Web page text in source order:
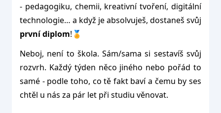
- pedagogiku, chemii, kreativní tvoření, digitální
technologie… a když je absolvuješ, dostaneš svůj
první diplom!🏅
Neboj, není to škola. Sám/sama si sestavíš svůj
rozvrh. Každý týden něco jiného nebo pořád to
samé - podle toho, co tě fakt baví a čemu by ses
chtěl u nás za pár let při studiu věnovat.